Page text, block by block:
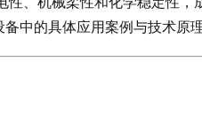
中的具体应用案例与技术原理